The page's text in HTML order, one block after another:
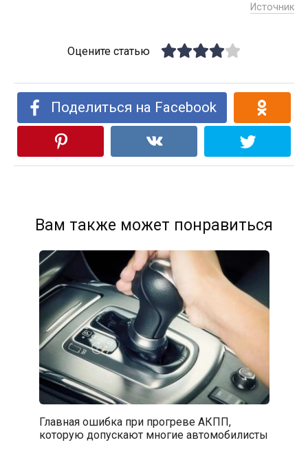
Источник
Оцените статью
Поделиться на Facebook
Вам также может понравиться
Главная ошибка при прогреве АКПП,
которую допускают многие автомобилисты